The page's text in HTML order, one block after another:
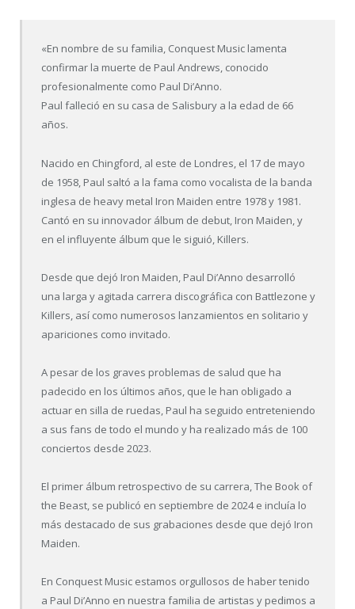
«En nombre de su familia, Conquest Music lamenta
confirmar la muerte de Paul Andrews, conocido
profesionalmente como Paul Di’Anno.
Paul falleció en su casa de Salisbury a la edad de 66
años.
Nacido en Chingford, al este de Londres, el 17 de mayo
de 1958, Paul saltó a la fama como vocalista de la banda
inglesa de heavy metal Iron Maiden entre 1978 y 1981.
Cantó en su innovador álbum de debut, Iron Maiden, y
en el influyente álbum que le siguió, Killers.
Desde que dejó Iron Maiden, Paul Di’Anno desarrolló
una larga y agitada carrera discográfica con Battlezone y
Killers, así como numerosos lanzamientos en solitario y
apariciones como invitado.
A pesar de los graves problemas de salud que ha
padecido en los últimos años, que le han obligado a
actuar en silla de ruedas, Paul ha seguido entreteniendo
a sus fans de todo el mundo y ha realizado más de 100
conciertos desde 2023.
El primer álbum retrospectivo de su carrera, The Book of
the Beast, se publicó en septiembre de 2024 e incluía lo
más destacado de sus grabaciones desde que dejó Iron
Maiden.
En Conquest Music estamos orgullosos de haber tenido
a Paul Di’Anno en nuestra familia de artistas y pedimos a